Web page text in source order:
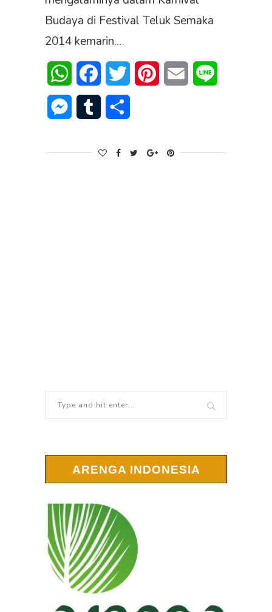
Budaya di Festival Teluk Semaka
2014 kemarin.…
WhatsAppFacebookTwitter PinterestEmail
Messenger
Tumblr
ARENGA INDONESIA